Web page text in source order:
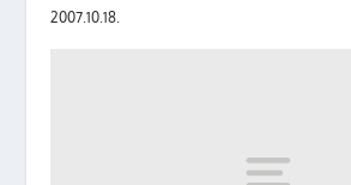
2007.10.18.